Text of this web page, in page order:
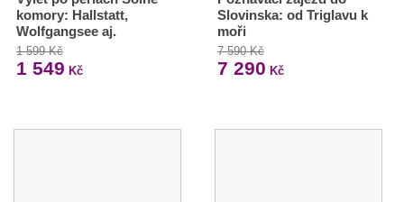
komory: Hallstatt,
Wolfgangsee aj.
1 599 Kč
1 549 Kč
Slovinska: od Triglavu k
moři
7 590 Kč
7 290 Kč